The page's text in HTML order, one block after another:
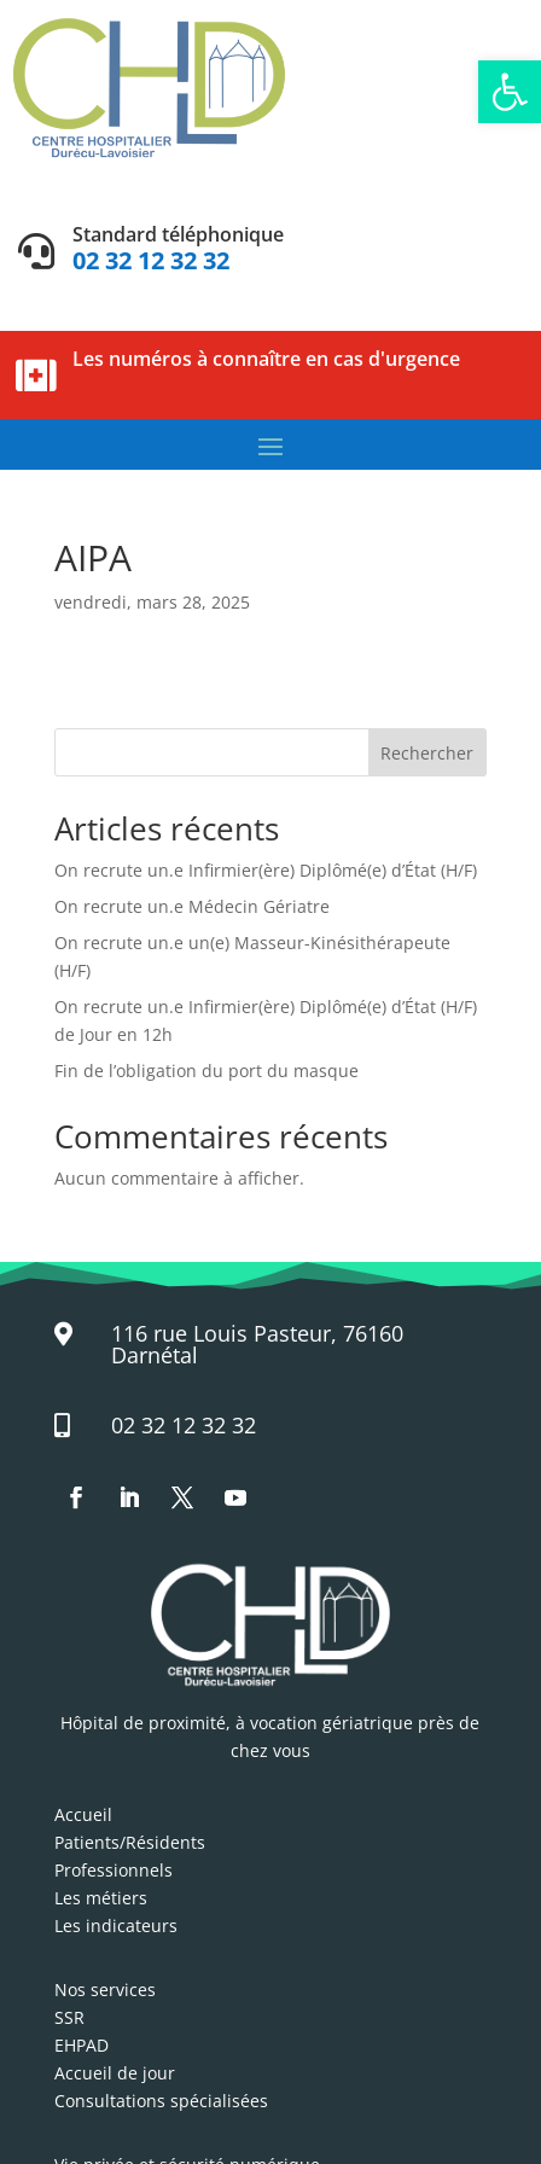
Ouvrir
 Standard téléphonique
02 32 12 32 32
 Les numéros à connaître en cas d'urgence
AIPA
vendredi, mars 28, 2025
Rechercher
Articles récents
On recrute un.e Infirmier(ère) Diplômé(e) d’État (H/F)
On recrute un.e Médecin Gériatre
On recrute un.e un(e) Masseur-Kinésithérapeute
(H/F)
On recrute un.e Infirmier(ère) Diplômé(e) d’État (H/F)
de Jour en 12h
Fin de l’obligation du port du masque
Commentaires récents
Aucun commentaire à afficher.
 116 rue Louis Pasteur, 76160
Darnétal
 02 32 12 32 32
Hôpital de proximité, à vocation gériatrique près de
chez vous
Accueil
Patients/Résidents
Professionnels
Les métiers
Les indicateurs
Nos services
SSR
EHPAD
Accueil de jour
Consultations spécialisées